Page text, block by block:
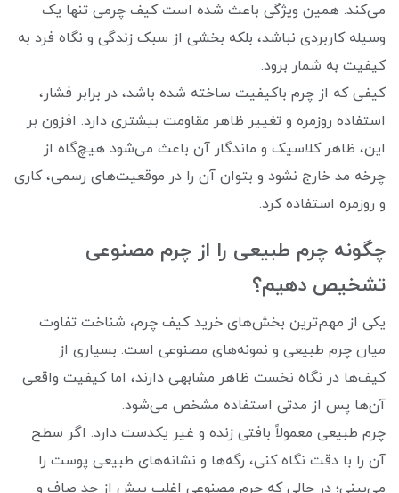
می‌کند. همین ویژگی باعث شده است کیف چرمی تنها یک
وسیله کاربردی نباشد، بلکه بخشی از سبک زندگی و نگاه فرد به
کیفیت به شمار برود.
کیفی که از چرم باکیفیت ساخته شده باشد، در برابر فشار،
استفاده روزمره و تغییر ظاهر مقاومت بیشتری دارد. افزون بر
این، ظاهر کلاسیک و ماندگار آن باعث می‌شود هیچ‌گاه از
چرخه مد خارج نشود و بتوان آن را در موقعیت‌های رسمی، کاری
و روزمره استفاده کرد.
چگونه چرم طبیعی را از چرم مصنوعی
تشخیص دهیم؟
یکی از مهم‌ترین بخش‌های خرید کیف چرم، شناخت تفاوت
میان چرم طبیعی و نمونه‌های مصنوعی است. بسیاری از
کیف‌ها در نگاه نخست ظاهر مشابهی دارند، اما کیفیت واقعی
آن‌ها پس از مدتی استفاده مشخص می‌شود.
چرم طبیعی معمولاً بافتی زنده و غیر یکدست دارد. اگر سطح
آن را با دقت نگاه کنی، رگه‌ها و نشانه‌های طبیعی پوست را
می‌بینی؛ در حالی که چرم مصنوعی اغلب بیش از حد صاف و